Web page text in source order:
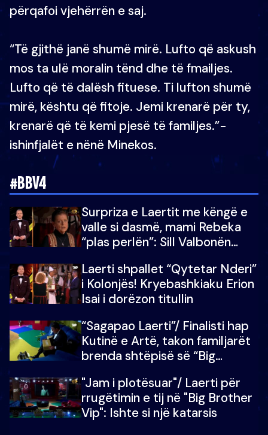
përqafoi vjehërrën e saj.
“Të gjithë janë shumë mirë. Lufto që askush
mos ta ulë moralin tënd dhe të fmailjes.
Lufto që të dalësh fituese. Ti lufton shumë
mirë, kështu që fitoje. Jemi krenarë për ty,
krenarë që të kemi pjesë të familjes.”-
ishinfjalët e nënë Minekos.
#BBV4
Surpriza e Laertit me këngë e
valle si dasmë, mami Rebeka
“plas perlën”: Sill Valbonën
Laerti shpallet “Qytetar Nderi”
i Kolonjës! Kryebashkiaku Erion
Isai i dorëzon titullin
“Sagapao Laerti”/ Finalisti hap
Kutinë e Artë, takon familjarët
brenda shtëpisë së “Big
"Jam i plotësuar"/ Laerti për
rrugëtimin e tij në "Big Brother
Vip": Ishte si një katarsis